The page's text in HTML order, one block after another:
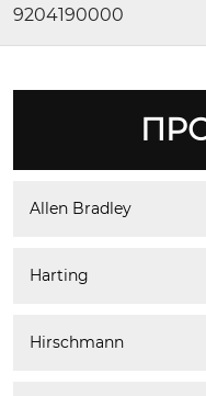
9204190000
Allen Bradley
Harting
Hirschmann